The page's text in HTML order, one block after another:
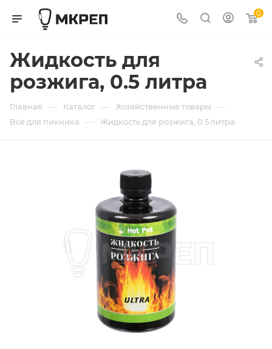
0
Жидкость для
розжига, 0.5 литра
Главная — Каталог — Хозяйственные товары —
Всё для пикника — Жидкость для розжига, 0.5 литра